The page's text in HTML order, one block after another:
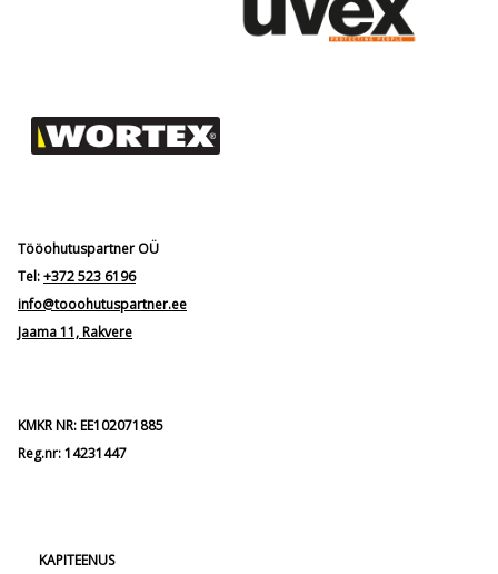
Tööohutuspartner OÜ
Tel:+372 523 6196
info@tooohutuspartner.ee
Jaama 11, Rakvere
KMKR NR: EE102071885
Reg.nr: 14231447
KAPITEENUS